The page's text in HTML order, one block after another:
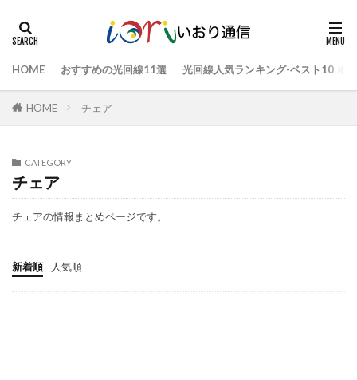
HOME おすすめの光回線11選 光回線人気ランキング-ベスト10
HOME チェア
CATEGORY
チェア
チェアの情報まとめページです。
新着順 人気順